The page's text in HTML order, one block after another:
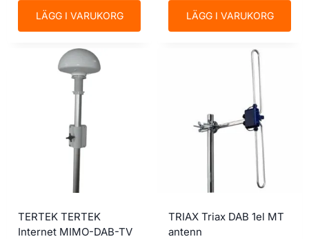
LÄGG I VARUKORG LÄGG I VARUKORG
TERTEK TERTEK
Internet MIMO-DAB-TV
TRIAX Triax DAB 1el MT
antenn